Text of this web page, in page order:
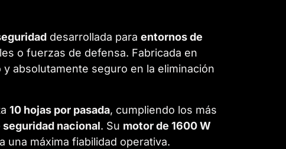
desarrollada para entornos de
o fuerzas de defensa. Fabricada en
absolutamente seguro en la eliminación
10 hojas por pasada, cumpliendo los más
nacional. Su motor de 1600 W
una máxima fiabilidad operativa.